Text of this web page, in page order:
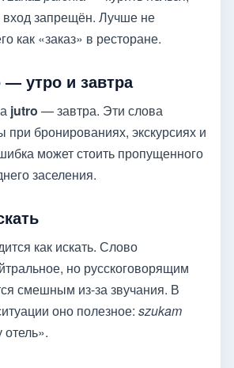
запрещён. Лучше не
как «заказ» в ресторане.
утро и завтра
jutro — завтра. Эти слова
бронированиях, экскурсиях и
может стоить пропущенного
заселения.
как искать. Слово
но русскоговорящим
смешным из-за звучания. В
оно полезное: szukam